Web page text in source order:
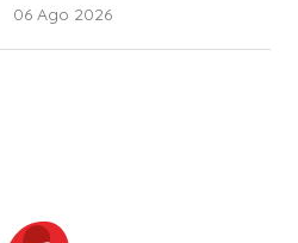
06 Ago 2026